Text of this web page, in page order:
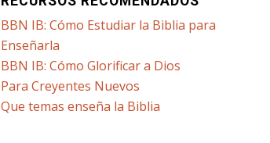
BBN IB: Cómo Estudiar la Biblia para
Enseñarla
BBN IB: Cómo Glorificar a Dios
Para Creyentes Nuevos
Que temas enseña la Biblia